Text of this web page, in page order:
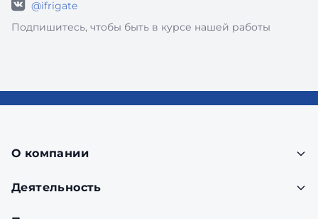
@ifrigate
Подпишитесь, чтобы быть в курсе нашей работы
О компании
Деятельность